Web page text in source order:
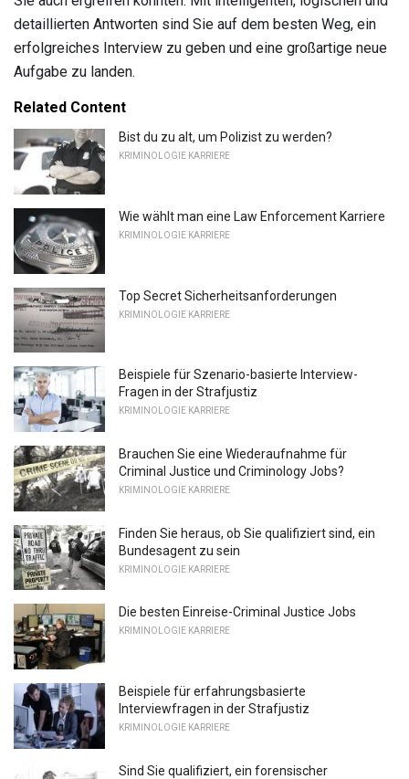
detaillierten Antworten sind Sie auf dem besten Weg, ein
erfolgreiches Interview zu geben und eine großartige neue
Aufgabe zu landen.
Related Content
Bist du zu alt, um Polizist zu werden?
KRIMINOLOGIE KARRIERE
Wie wählt man eine Law Enforcement Karriere
KRIMINOLOGIE KARRIERE
Top Secret Sicherheitsanforderungen
KRIMINOLOGIE KARRIERE
Beispiele für Szenario-basierte Interview-
Fragen in der Strafjustiz
KRIMINOLOGIE KARRIERE
Brauchen Sie eine Wiederaufnahme für
Criminal Justice und Criminology Jobs?
KRIMINOLOGIE KARRIERE
Finden Sie heraus, ob Sie qualifiziert sind, ein
Bundesagent zu sein
KRIMINOLOGIE KARRIERE
Die besten Einreise-Criminal Justice Jobs
KRIMINOLOGIE KARRIERE
Beispiele für erfahrungsbasierte
Interviewfragen in der Strafjustiz
KRIMINOLOGIE KARRIERE
Sind Sie qualifiziert, ein forensischer